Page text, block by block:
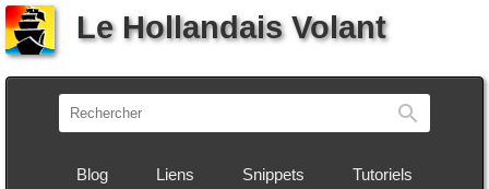
Le Hollandais Volant
Blog Liens Snippets Tutoriels